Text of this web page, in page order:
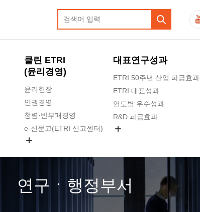
클린 ETRI
(윤리경영)
윤리헌장
인권경영
청렴·반부패경영
e-신문고(ETRI 신고센터)
고객의소리
수의계약 현황
대표연구성과
ETRI 50주년 산업 파급효과
ETRI 대표성과
연도별 우수성과
R&D 파급효과
연구ㆍ행정부서